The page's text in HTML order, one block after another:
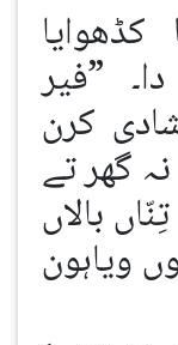
کڈھوایا
”فیر
کرن
گھر تے
بالاں
ویاہون